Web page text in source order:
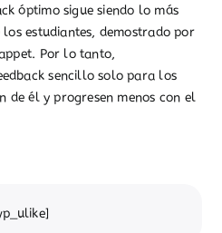
óptimo sigue siendo lo más
estudiantes, demostrado por
Por lo tanto,
sencillo solo para los
de él y progresen menos con el